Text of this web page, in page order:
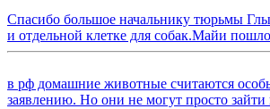
Спасибо большое начальнику тюрьмы
и отдельной клетке для собак.Майи
в рф домашние животные считаются
заявлению. Но они не могут просто